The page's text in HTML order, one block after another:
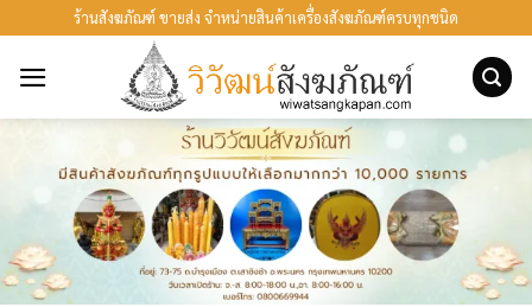
ร้านสังฆภัณฑ์ ขายส่ง จำหน่ายสินค้าเครื่องสังฆภัณฑ์ครบทุกชนิด